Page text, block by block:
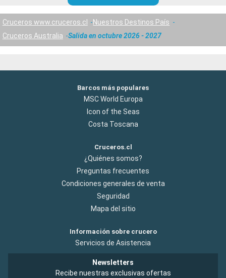
Cruceros www.cruceros.cl
Nuestros Destinos País
Cruceros Australia
Salida en octubre 2026 - 2027
Barcos más populares
MSC World Europa
Icon of the Seas
Costa Toscana
Cruceros.cl
¿Quiénes somos?
Preguntas frecuentes
Condiciones generales de venta
Seguridad
Mapa del sitio
Información sobre crucero
Servicios de Asistencia
Newsletters
Recibe nuestras exclusivas ofertas